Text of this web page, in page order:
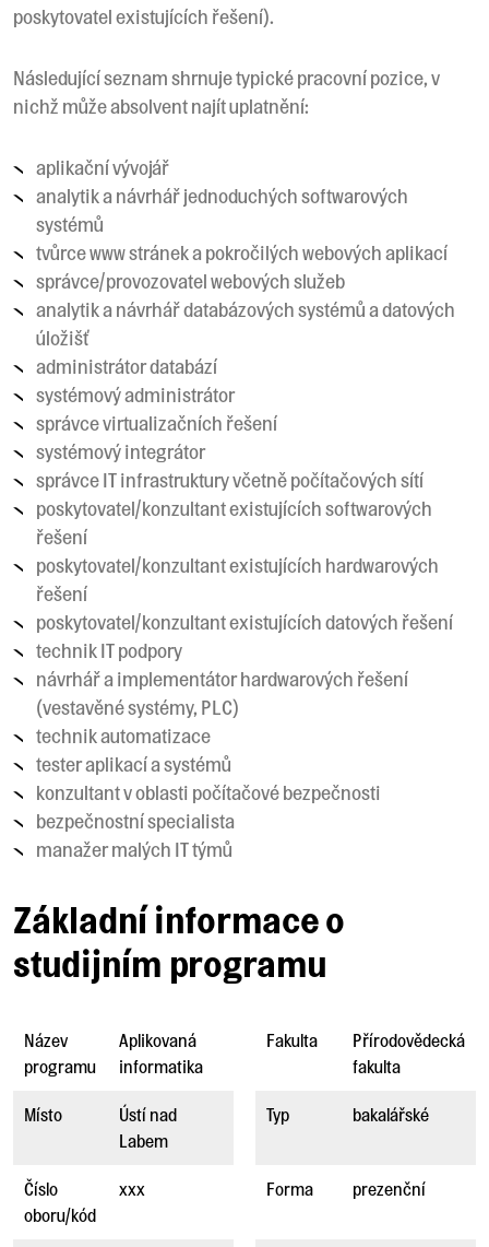
poskytovatel existujících řešení).
Následující seznam shrnuje typické pracovní pozice, v
nichž může absolvent najít uplatnění:
aplikační vývojář
analytik a návrhář jednoduchých softwarových
systémů
tvůrce www stránek a pokročilých webových aplikací
správce/provozovatel webových služeb
analytik a návrhář databázových systémů a datových
úložišť
administrátor databází
systémový administrátor
správce virtualizačních řešení
systémový integrátor
správce IT infrastruktury včetně počítačových sítí
poskytovatel/konzultant existujících softwarových
řešení
poskytovatel/konzultant existujících hardwarových
řešení
poskytovatel/konzultant existujících datových řešení
technik IT podpory
návrhář a implementátor hardwarových řešení
(vestavěné systémy, PLC)
technik automatizace
tester aplikací a systémů
konzultant v oblasti počítačové bezpečnosti
bezpečnostní specialista
manažer malých IT týmů
Základní informace o
studijním programu
Název
programu
Aplikovaná
informatika
Fakulta
Přírodovědecká
fakulta
Místo
Ústí nad
Labem
Typ bakalářské
Číslo
oboru/kód
xxx Forma prezenční